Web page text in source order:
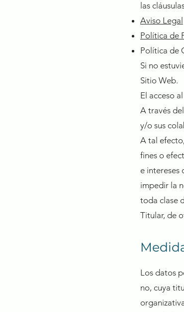
las
Aviso Legal
Política de
Política de
Si no
Sitio Web.
El acceso
A través
y/o sus
A tal
fines o
e intereses
impedir la
toda clase
Titular, de
​Los datos
no, cuya